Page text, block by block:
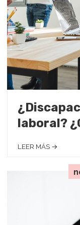
laboral?
LEER MÁS →